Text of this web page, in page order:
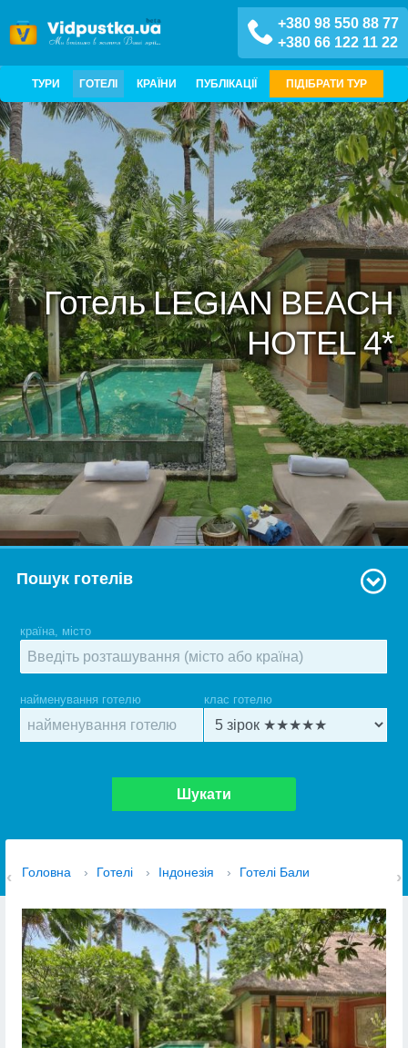
+380 98 550 88 77
+380 66 122 11 22
ТУРИ ГОТЕЛІ КРАЇНИ ПУБЛІКАЦІЇ ПІДІБРАТИ ТУР
Готель LEGIAN BEACH
HOTEL 4*
Пошук готелів
країна, місто
найменування готелю клас готелю
Шукати
Головна › Готелі › Індонезія › Готелі Бали